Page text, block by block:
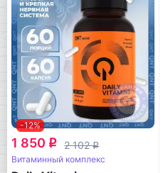
-12%
1 850 q 2 102q
Витаминный комплекс